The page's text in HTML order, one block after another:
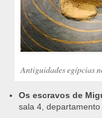
Antiguidades egípcias
Os escravos de
sala 4, departamento